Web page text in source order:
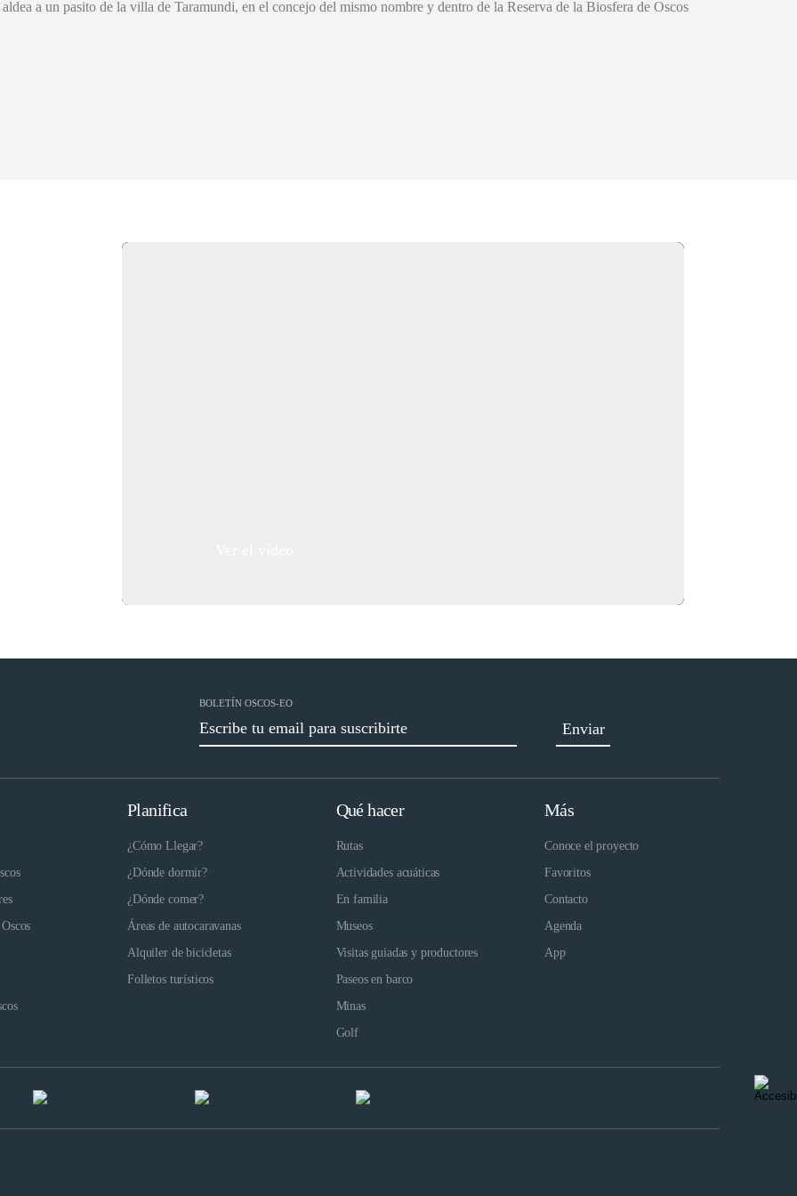
a un pasito de la villa de Taramundi, en el concejo del mismo nombre y dentro de la Reserva de la Biosfera de Oscos
BOLETÍN OSCOS-EO
Planifica
¿Cómo Llegar?
¿Dónde dormir?
¿Dónde comer?
Áreas de autocaravanas
Alquiler de bicicletas
Folletos turísticos
Qué hacer
Rutas
Actividades acuáticas
En familia
Museos
Visitas guiadas y productores
Paseos en barco
Minas
Golf
Más
Conoce el proyecto
Favoritos
Contacto
Agenda
App